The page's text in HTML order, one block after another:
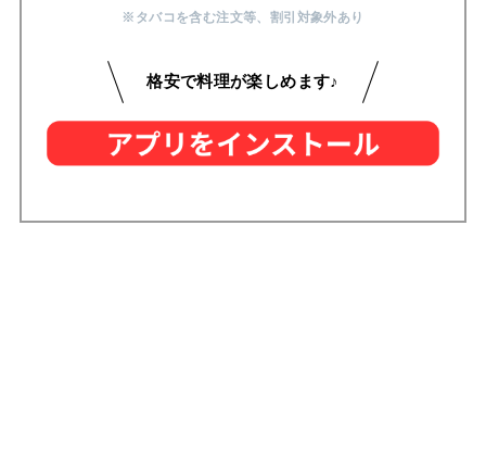
※タバコを含む注文等 割引対象外あり
格安で料理が楽しめます♪